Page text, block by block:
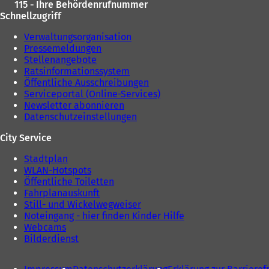
115 - Ihre Behördenrufnummer
Schnellzugriff
Verwaltungsorganisation
Pressemeldungen
Stellenangebote
Ratsinformationssystem
Öffentliche Ausschreibungen
Serviceportal (Online-Services)
Newsletter abonnieren
Datenschutzeinstellungen
City Service
Stadtplan
WLAN-Hotspots
Öffentliche Toiletten
Fahrplanauskunft
Still- und Wickelwegweiser
Noteingang - hier finden Kinder Hilfe
Webcams
Bilderdienst